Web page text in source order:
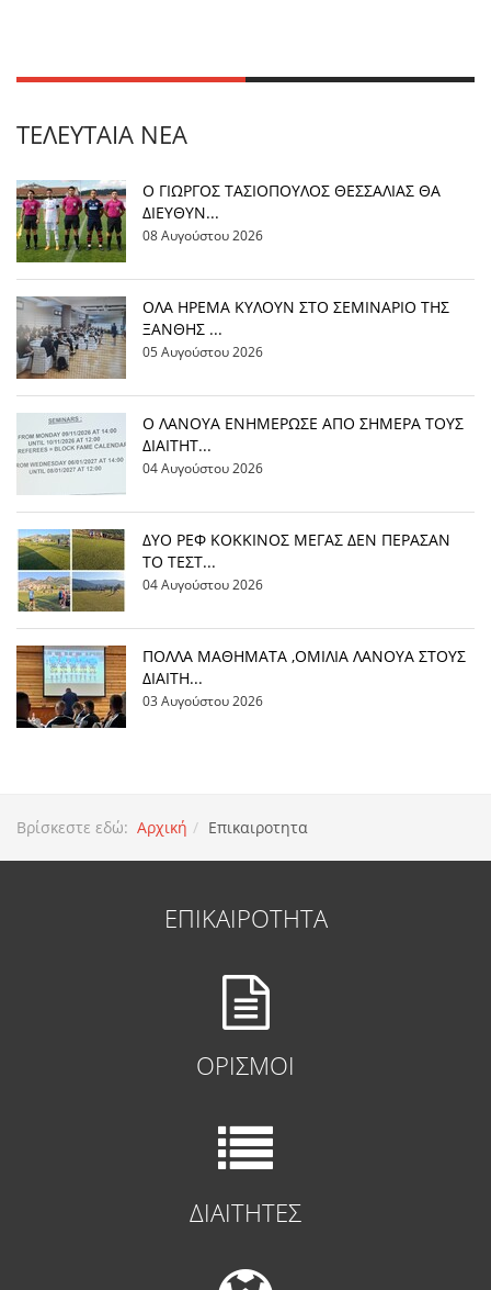
ΤΕΛΕΥΤΑΊΑ ΝΈΑ
Ο ΓΙΩΡΓΟΣ ΤΑΣΙΟΠΟΥΛΟΣ ΘΕΣΣΑΛΙΑΣ ΘΑ
ΔΙΕΥΘΥΝ...
08 Αυγούστου 2026
OΛΑ ΗΡΕΜΑ ΚΥΛΟΥΝ ΣΤΟ ΣΕΜΙΝΑΡΙΟ ΤΗΣ
ΞΑΝΘΗΣ ...
05 Αυγούστου 2026
Ο ΛΑΝΟΥΑ ΕΝΗΜΕΡΩΣΕ ΑΠΟ ΣΗΜΕΡΑ ΤΟΥΣ
ΔΙΑΙΤΗΤ...
04 Αυγούστου 2026
ΔΥΟ ΡΕΦ ΚΟΚΚΙΝΟΣ ΜΕΓΑΣ ΔΕΝ ΠΕΡΑΣΑΝ
ΤΟ ΤΕΣΤ...
04 Αυγούστου 2026
ΠΟΛΛΑ ΜΑΘΗΜΑΤΑ ,ΟΜΙΛΙΑ ΛΑΝΟΥΑ ΣΤΟΥΣ
ΔΙΑΙΤΗ...
03 Αυγούστου 2026
Βρίσκεστε εδώ: Αρχική Επικαιροτητα
ΕΠΙΚΑΙΡΟΤΗΤΑ
ΟΡΙΣΜΟΙ
ΔΙΑΙΤΗΤΕΣ